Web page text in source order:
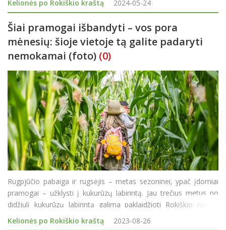
pasirašyti Roki&scaro
Kelionės po Rokiškio kraštą 2024-05-24
Šiai pramogai išbandyti – vos pora
mėnesių: šioje vietoje tą galite padaryti
nemokamai (foto) (0)
Rugpjūčio pabaiga ir rugsėjis – metas sezoninei, ypač įdomiai
pramogai – užklysti į kukurūzų labirintą. Jau trečius metus po
didžiulį kukurūzų labirintą galima paklaidžioti Rokiškio rajone
įsikūrusiame Ilzenbergo dvare. Šiemet dvaras siūlo šią pramogą
išbandyt
Kelionės po Rokiškio kraštą 2023-08-26